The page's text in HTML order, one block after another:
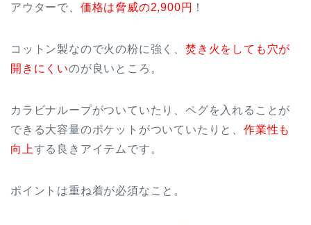
アウターで、 価格は脅威の2,900円 ！
コットン製なので火の粉に強く、 焚き火をしても穴が
開きにくいのが良いところ。
カラビナループがついていたり、ペグを入れることが
できる大容量のポケットがついていたりと、作業性も
向上する良きアイテムです。
ポイントは重ね着が必須なこと。